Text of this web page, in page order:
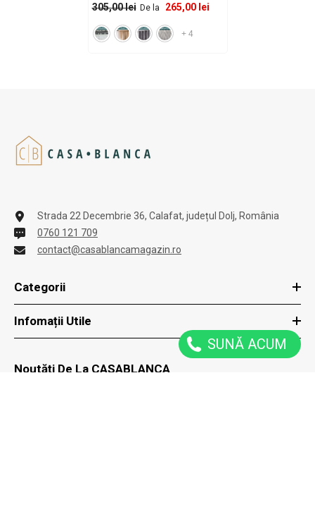
Jorjet Alb Imaculat Si Draperie
Pe Comanda- Rejansa
Sina/Galerie
305,00 lei De la 265,00 lei
+ 4
Strada 22 Decembrie 36, Calafat, județul Dolj, România
0760 121 709
contact@casablancamagazin.ro
Categorii
Infomații Utile
Noutăți De La CASABLANCA
SUNĂ ACUM